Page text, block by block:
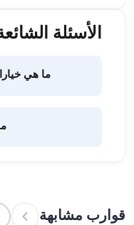
الأسئلة
ما هي
قوارب مشابهة